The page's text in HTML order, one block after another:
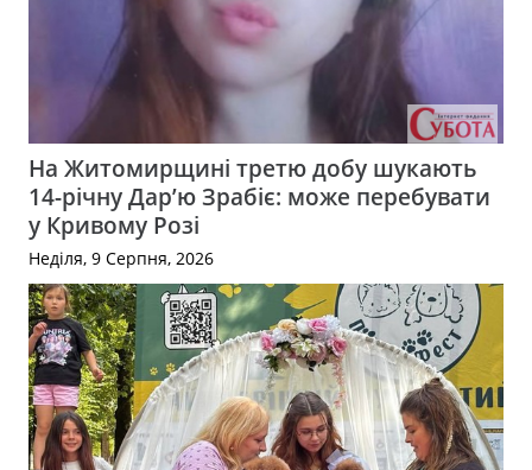
На Житомирщині третю добу шукають
14-річну Дар’ю Зрабіє: може перебувати
у Кривому Розі
Неділя, 9 Серпня, 2026